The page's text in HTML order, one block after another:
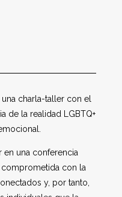
una charla-taller con el
de la realidad LGBTQ+
en una conferencia
comprometida con la
y, por tanto,